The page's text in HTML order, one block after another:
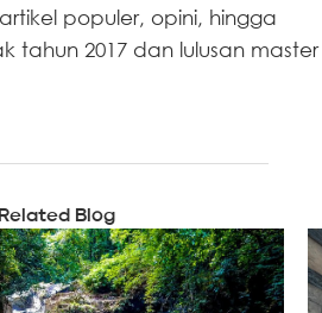
populer, opini, hingga
tahun 2017 dan lulusan master
Related Blog